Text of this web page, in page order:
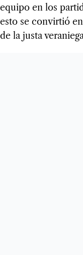
equipo en los
esto se convirtió
de la justa